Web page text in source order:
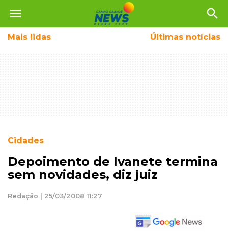
menu search
Mais lidas Últimas notícias
Cidades
Depoimento de Ivanete termina
sem novidades, diz juiz
Redação | 25/03/2008 11:27